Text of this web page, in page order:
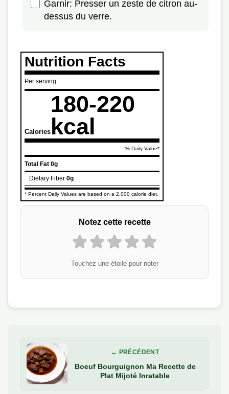
Garnir: Presser un zeste de citron au-
dessus du verre.
Nutrition Facts
Per serving
Calories
180-220
kcal
% Daily Value*
Total Fat 0g
Dietary Fiber 0g
* Percent Daily Values are based on a 2,000 calorie diet.
Notez cette recette
Touchez une étoile pour noter
← PRÉCÉDENT
Boeuf Bourguignon Ma Recette de
Plat Mijoté Inratable